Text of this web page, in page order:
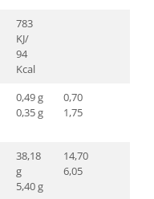
783
KJ/
94
Kcal
0,49 g
0,35 g
0,70
1,75
38,18
g
5,40 g
14,70
6,05